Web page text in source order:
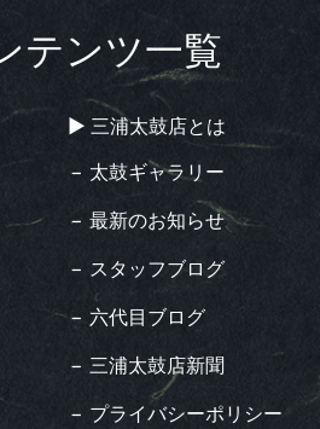
テンツ一覧
▶︎ 三浦太鼓店とは
− 太鼓ギャラリー
− 最新のお知らせ
− スタッフブログ
− 六代目ブログ
− 三浦太鼓店新聞
− プライバシーポリシー